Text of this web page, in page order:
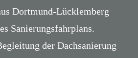
Dortmund-Lücklemberg
Sanierungsfahrplans.
der Dachsanierung